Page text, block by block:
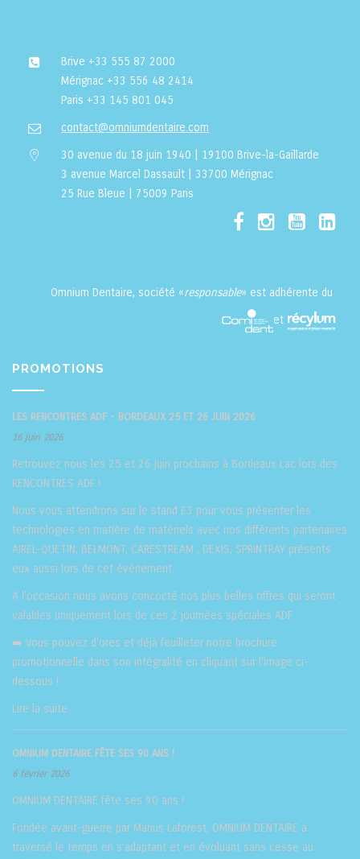
Brive +33 555 87 2000
Mérignac +33 556 48 2414
Paris +33 145 801 045
contact@omniumdentaire.com
30 avenue du 18 juin 1940 | 19100 Brive-la-Gaillarde
3 avenue Marcel Dassault | 33700 Mérignac
25 Rue Bleue | 75009 Paris
Omnium Dentaire, société «responsable» est adhérente du
et
PROMOTIONS
LES RENCONTRES ADF - BORDEAUX 25 ET 26 JUIN 2026
16 juin 2026
Retrouvez nous les 25 et 26 juin prochains à Bordeaux Lac lors des
RENCONTRES ADF !
Nous vous attendrons sur le stand E3 pour vous présenter les
technologies en matière de matériels avec nos différents partenaires
AIREL-QUETIN, BELMONT, CARESTREAM , DEXIS, SPRINTRAY présents
eux aussi lors de cet évènement.
A l'occasion nous avons concocté nos plus belles offres qui seront
valables uniquement lors de ces 2 journées spéciales ADF.
➡️ Vous pouvez d'ores et déjà feuilleter notre brochure
promotionnelle dans son intégralité en cliquant sur l'image ci-
dessous !
Lire la suite...
OMNIUM DENTAIRE FÊTE SES 90 ANS !
6 février 2026
OMNIUM DENTAIRE fête ses 90 ans !
Fondée avant-guerre par Marius Laforest, OMNIUM DENTAIRE a
traversé le temps en s’adaptant et en évoluant sans cesse au